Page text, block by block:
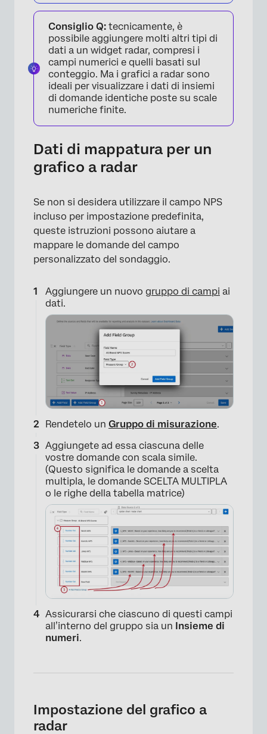
×
×
×
×
Consiglio Q: tecnicamente, è
possibile aggiungere molti altri tipi di
dati a un widget radar, compresi i
campi numerici e quelli basati sul
conteggio. Ma i grafici a radar sono
ideali per visualizzare i dati di insiemi
di domande identiche poste su scale
numeriche finite.
Dati di mappatura per un
grafico a radar
Se non si desidera utilizzare il campo NPS
incluso per impostazione predefinita,
queste istruzioni possono aiutare a
mappare le domande del campo
personalizzato del sondaggio.
Aggiungere un nuovo gruppo di campi ai
dati.
Rendetelo un Gruppo di misurazione.
Aggiungete ad essa ciascuna delle
vostre domande con scala simile.
(Questo significa le domande a scelta
multipla, le domande SCELTA MULTIPLA
o le righe della tabella matrice)
Assicurarsi che ciascuno di questi campi
all’interno del gruppo sia un Insieme di
numeri.
Impostazione del grafico a
radar